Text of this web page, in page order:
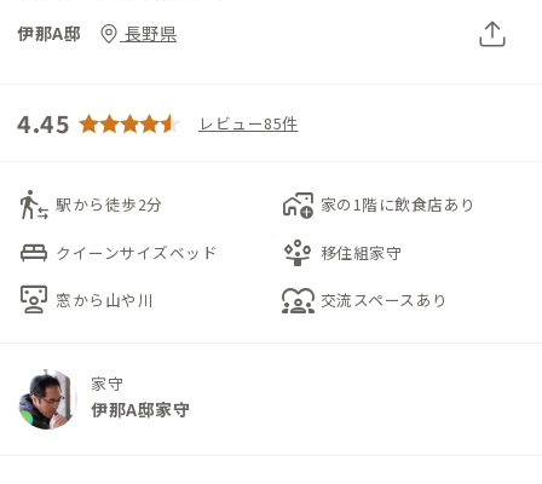
伊那A邸 長野県
4.45 レビュー85件
transfer_within_a_station 駅から徒歩2分 add_home_work 家の1階に飲食店あり
king_bed クイーンサイズベッド person_play 移住組家守
interactive_space 窓から山や川 diversity_1 交流スペースあり
家守
伊那A邸家守